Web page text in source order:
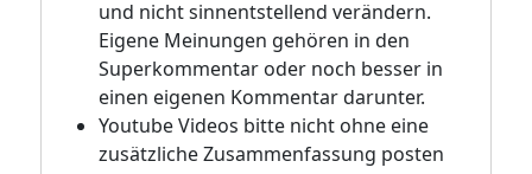
und nicht sinnentstellend verändern.
Eigene Meinungen gehören in den
Superkommentar oder noch besser in
einen eigenen Kommentar darunter.
Youtube Videos bitte nicht ohne eine
zusätzliche Zusammenfassung posten